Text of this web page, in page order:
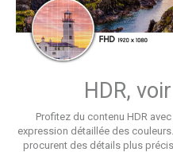
HDR,
Profitez du contenu HDR
expression détaillée des
procurent des détails plus